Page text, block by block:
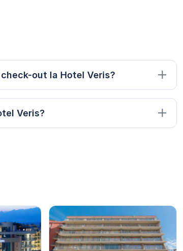
out la Hotel Veris?
Veris?